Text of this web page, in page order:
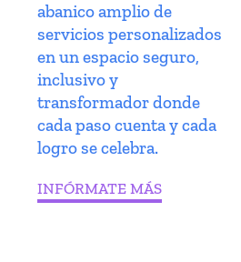
abanico amplio de
servicios personalizados
en un espacio seguro,
inclusivo y
transformador donde
cada paso cuenta y cada
logro se celebra.
INFÓRMATE MÁS